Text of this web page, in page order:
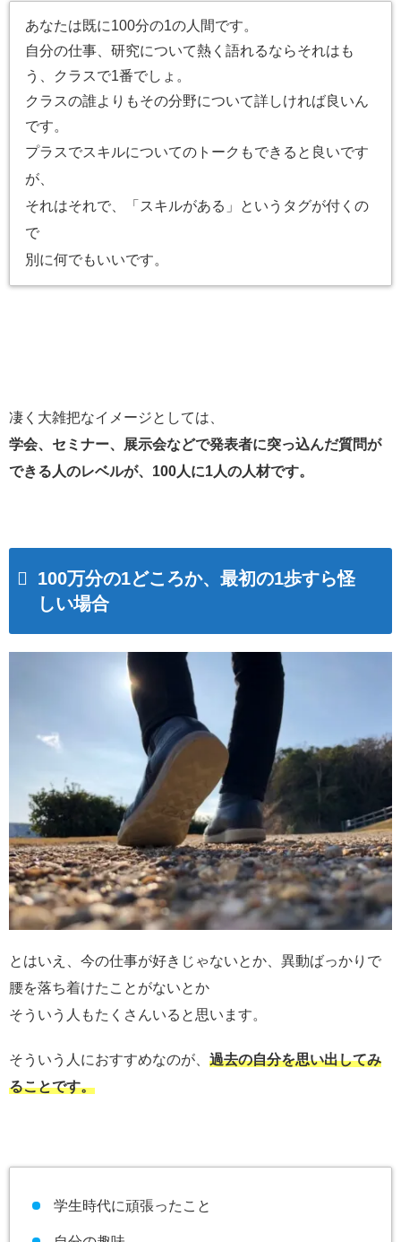
あなたは既に100分の1の人間です。
自分の仕事、研究について熱く語れるならそれはも
う、クラスで1番でしょ。
クラスの誰よりもその分野について詳しければ良いん
です。
プラスでスキルについてのトークもできると良いです
が、
それはそれで、「スキルがある」というタグが付くの
で
別に何でもいいです。
凄く大雑把なイメージとしては、
学会、セミナー、展示会などで発表者に突っ込んだ質問が
できる人のレベルが、100人に1人の人材です。
100万分の1どころか、最初の1歩すら怪
しい場合
とはいえ、今の仕事が好きじゃないとか、異動ばっかりで
腰を落ち着けたことがないとか
そういう人もたくさんいると思います。
そういう人におすすめなのが、 過去の自分を思い出してみ
ることです。
学生時代に頑張ったこと